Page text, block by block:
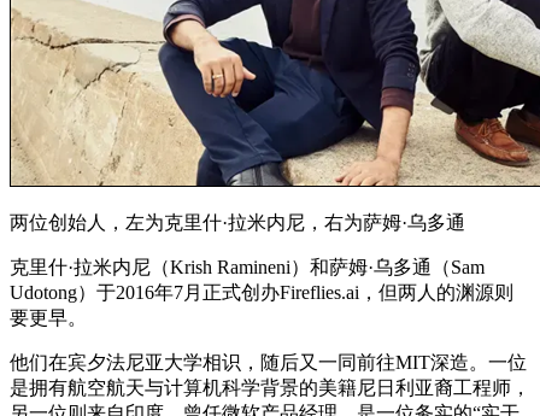
两位创始人，左为克里什·拉米内尼，右为萨姆·乌多通
克里什·拉米内尼（Krish Ramineni）和萨姆·乌多通（Sam
Udotong）于2016年7月正式创办Fireflies.ai，但两人的渊源则
要更早。
他们在宾夕法尼亚大学相识，随后又一同前往MIT深造。一位
是拥有航空航天与计算机科学背景的美籍尼日利亚裔工程师，